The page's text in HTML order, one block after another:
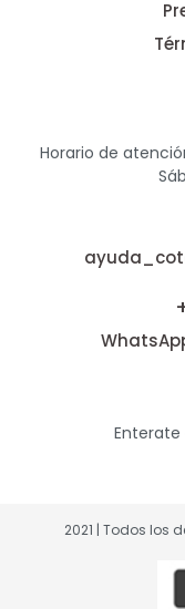
Horario de
Enterate
2021 | Todos los